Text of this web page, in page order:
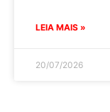
LEIA MAIS »
20/07/2026